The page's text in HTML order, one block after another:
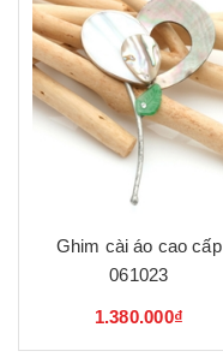
Ghim cài áo cao cấp
061023
1.380.000₫